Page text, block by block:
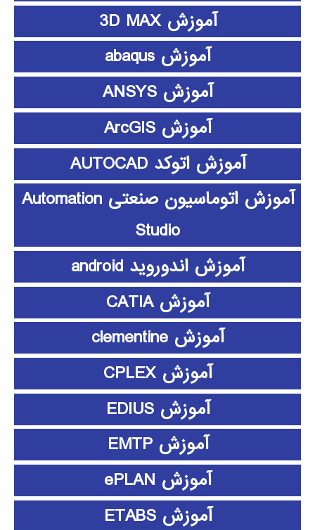
آموزش 3D MAX
آموزش abaqus
آموزش ANSYS
آموزش ArcGIS
آموزش اتوکد AUTOCAD
آموزش اتوماسیون صنعتی Automation
Studio
آموزش اندوروید android
آموزش CATIA
آموزش clementine
آموزش CPLEX
آموزش EDIUS
آموزش EMTP
آموزش ePLAN
آموزش ETABS